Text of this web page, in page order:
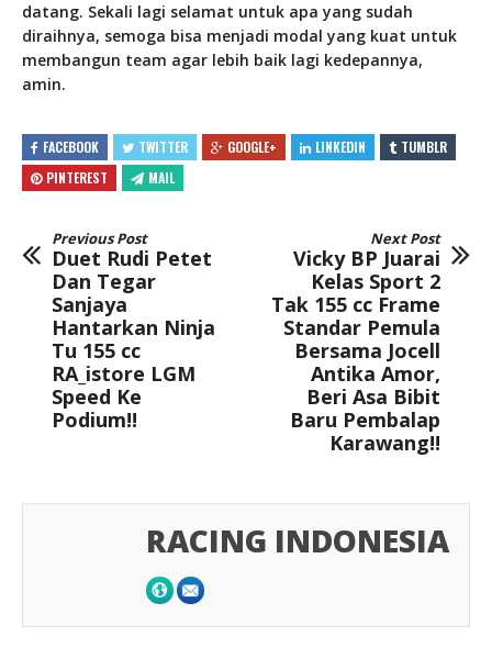
datang. Sekali lagi selamat untuk apa yang sudah
diraihnya, semoga bisa menjadi modal yang kuat untuk
membangun team agar lebih baik lagi kedepannya,
amin.
FACEBOOK TWITTER GOOGLE+ LINKEDIN
TUMBLR
PINTEREST
MAIL
Previous Post
Duet Rudi Petet
Dan Tegar
Sanjaya
Hantarkan Ninja
Tu 155 cc
RA_istore LGM
Speed Ke
Podium!!
Next Post
Vicky BP Juarai
Kelas Sport 2
Tak 155 cc Frame
Standar Pemula
Bersama Jocell
Antika Amor,
Beri Asa Bibit
Baru Pembalap
Karawang!!
RACING INDONESIA